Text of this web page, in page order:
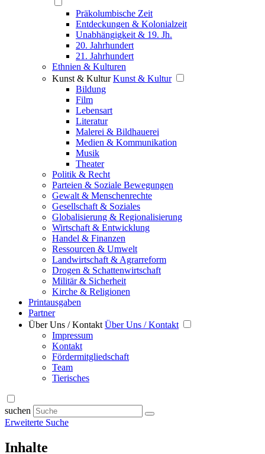
Präkolumbische Zeit
Entdeckungen & Kolonialzeit
Unabhängigkeit & 19. Jh.
20. Jahrhundert
21. Jahrhundert
Ethnien & Kulturen
Kunst & Kultur Kunst & Kultur
Bildung
Film
Lebensart
Literatur
Malerei & Bildhauerei
Medien & Kommunikation
Musik
Theater
Politik & Recht
Parteien & Soziale Bewegungen
Gewalt & Menschenrechte
Gesellschaft & Soziales
Globalisierung & Regionalisierung
Wirtschaft & Entwicklung
Handel & Finanzen
Ressourcen & Umwelt
Landwirtschaft & Agrarreform
Drogen & Schattenwirtschaft
Militär & Sicherheit
Kirche & Religionen
Printausgaben
Partner
Über Uns / Kontakt Über Uns / Kontakt
Impressum
Kontakt
Fördermitgliedschaft
Team
Tierisches
suchen
Erweiterte Suche
Inhalte